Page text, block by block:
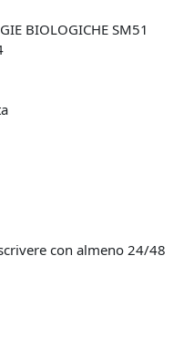
BIOLOGICHE SM51
con almeno 24/48